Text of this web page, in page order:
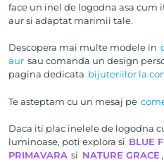
face un inel de logodna asa cum
aur si adaptat marimii tale.
Descopera mai multe modele in
aur sau comanda un design
pagina dedicata bijuteriilor la
Te asteptam cu un mesaj pe
Daca iti plac inelele de logodna
luminoase, poti explora si BLUE
PRIMAVARA si NATURE GRACE